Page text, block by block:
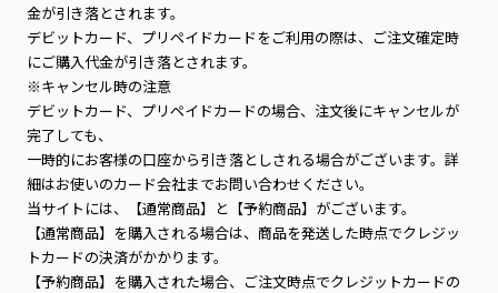
金が引き落とされます。
デビットカード、プリペイドカードをご利用の際は、ご注文確定時
にご購入代金が引き落とされます。
※キャンセル時の注意
デビットカード、プリペイドカードの場合、注文後にキャンセルが
完了しても、
一時的にお客様の口座から引き落としされる場合がございます。詳
細はお使いのカード会社までお問い合わせください。
当サイトには、【通常商品】と【予約商品】がございます。
【通常商品】を購入される場合は、商品を発送した時点でクレジッ
トカードの決済がかかります。
【予約商品】を購入された場合、ご注文時点でクレジットカードの